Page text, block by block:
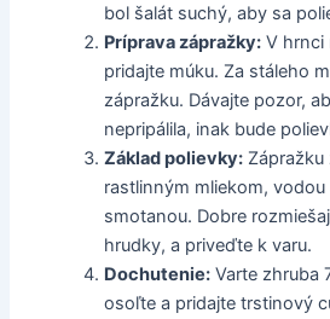
bol šalát suchý, aby sa
Príprava zápražky: V hrnci
pridajte múku. Za stáleho
zápražku. Dávajte pozor,
nepripálila, inak bude
Základ polievky:
rastlinným mliekom,
smotanou. Dobre
hrudky, a priveďte k varu.
Dochutenie: Varte zhruba
osoľte a pridajte trstinový